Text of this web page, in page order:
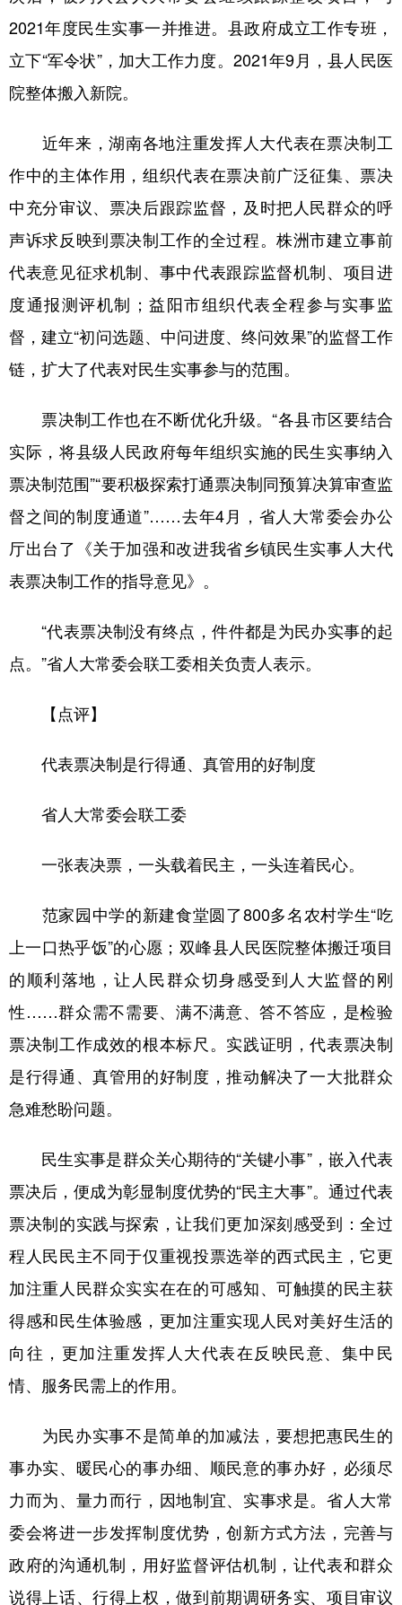
2021年度民生实事一并推进。县政府成立工作专班，
立下“军令状”，加大工作力度。2021年9月，县人民医
院整体搬入新院。
近年来，湖南各地注重发挥人大代表在票决制工
作中的主体作用，组织代表在票决前广泛征集、票决
中充分审议、票决后跟踪监督，及时把人民群众的呼
声诉求反映到票决制工作的全过程。株洲市建立事前
代表意见征求机制、事中代表跟踪监督机制、项目进
度通报测评机制；益阳市组织代表全程参与实事监
督，建立“初问选题、中问进度、终问效果”的监督工作
链，扩大了代表对民生实事参与的范围。
票决制工作也在不断优化升级。“各县市区要结合
实际，将县级人民政府每年组织实施的民生实事纳入
票决制范围”“要积极探索打通票决制同预算决算审查监
督之间的制度通道”……去年4月，省人大常委会办公
厅出台了《关于加强和改进我省乡镇民生实事人大代
表票决制工作的指导意见》。
“代表票决制没有终点，件件都是为民办实事的起
点。”省人大常委会联工委相关负责人表示。
【点评】
代表票决制是行得通、真管用的好制度
省人大常委会联工委
一张表决票，一头载着民主，一头连着民心。
范家园中学的新建食堂圆了800多名农村学生“吃
上一口热乎饭”的心愿；双峰县人民医院整体搬迁项目
的顺利落地，让人民群众切身感受到人大监督的刚
性……群众需不需要、满不满意、答不答应，是检验
票决制工作成效的根本标尺。实践证明，代表票决制
是行得通、真管用的好制度，推动解决了一大批群众
急难愁盼问题。
民生实事是群众关心期待的“关键小事”，嵌入代表
票决后，便成为彰显制度优势的“民主大事”。通过代表
票决制的实践与探索，让我们更加深刻感受到：全过
程人民民主不同于仅重视投票选举的西式民主，它更
加注重人民群众实实在在的可感知、可触摸的民主获
得感和民生体验感，更加注重实现人民对美好生活的
向往，更加注重发挥人大代表在反映民意、集中民
情、服务民需上的作用。
为民办实事不是简单的加减法，要想把惠民生的
事办实、暖民心的事办细、顺民意的事办好，必须尽
力而为、量力而行，因地制宜、实事求是。省人大常
委会将进一步发挥制度优势，创新方式方法，完善与
政府的沟通机制，用好监督评估机制，让代表和群众
说得上话、行得上权，做到前期调研务实、项目审议